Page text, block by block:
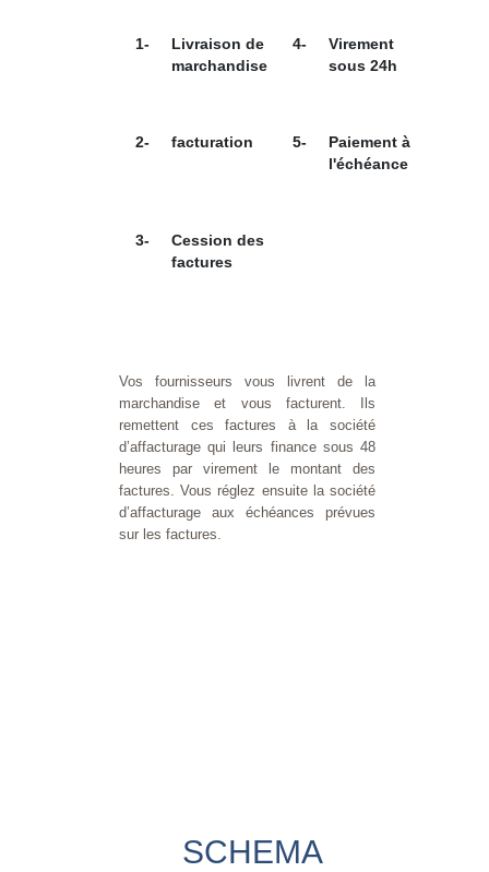
1-
Livraison de
marchandise
4-
Virement
sous 24h
2- facturation 5-
Paiement à
l'échéance
3-
Cession des
factures
Vos fournisseurs vous livrent de la
marchandise et vous facturent. Ils
remettent ces factures à la société
d’affacturage qui leurs finance sous 48
heures par virement le montant des
factures. Vous réglez ensuite la société
d’affacturage aux échéances prévues
sur les factures.
SCHEMA